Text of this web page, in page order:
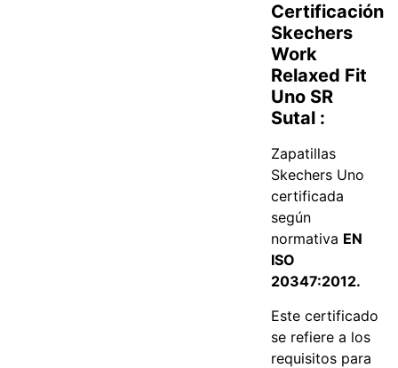
Certificación
Skechers
Work
Relaxed Fit
Uno SR
Sutal :
Zapatillas
Skechers Uno
certificada
según
normativa EN
ISO
20347:2012.
Este certificado
se refiere a los
requisitos para